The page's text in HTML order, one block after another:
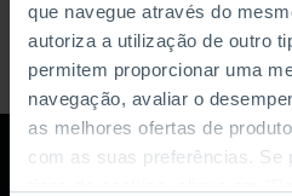
que navegue através do
autoriza a utilização de outro
permitem proporcionar uma
navegação, avaliar o
as melhores ofertas de
com as suas preferências. Se